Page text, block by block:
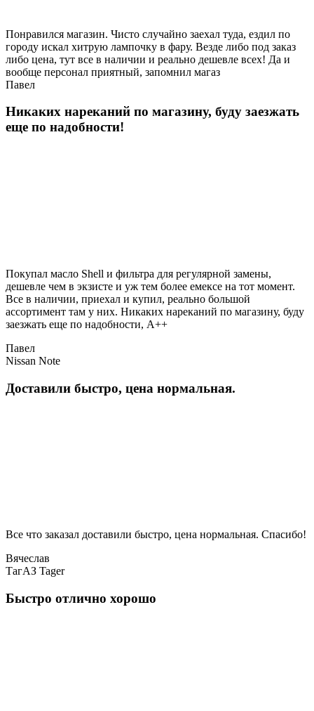
Понравился магазин. Чисто случайно заехал туда, ездил по
городу искал хитрую лампочку в фару. Везде либо под заказ
либо цена, тут все в наличии и реально дешевле всех! Да и
вообще персонал приятный, запомнил магаз
Павел
Никаких нареканий по магазину, буду заезжать
еще по надобности!
Покупал масло Shell и фильтра для регулярной замены,
дешевле чем в экзисте и уж тем более емексе на тот момент.
Все в наличии, приехал и купил, реально большой
ассортимент там у них. Никаких нареканий по магазину, буду
заезжать еще по надобности, A++
Павел
Nissan Note
Доставили быстро, цена нормальная.
Все что заказал доставили быстро, цена нормальная. Спасибо!
Вячеслав
ТагАЗ Tager
Быстро отлично хорошо